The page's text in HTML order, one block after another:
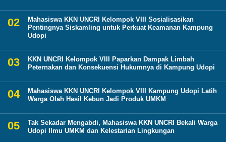
Mahasiswa KKN UNCRI Kelompok VIII Sosialisasikan
Pentingnya Siskamling untuk Perkuat Keamanan Kampung
Udopi
KKN UNCRI Kelompok VIII Paparkan Dampak Limbah
Peternakan dan Konsekuensi Hukumnya di Kampung Udopi
Mahasiswa KKN UNCRI Kelompok VIII Kampung Udopi Latih
Warga Olah Hasil Kebun Jadi Produk UMKM
Tak Sekadar Mengabdi, Mahasiswa KKN UNCRI Bekali Warga
Udopi Ilmu UMKM dan Kelestarian Lingkungan